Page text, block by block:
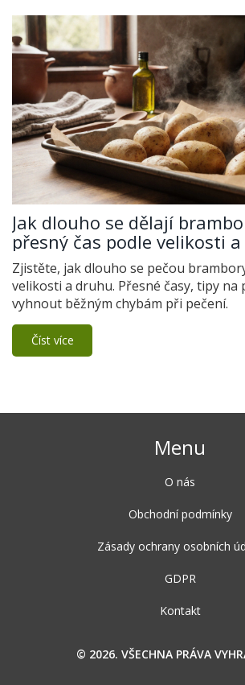
Jak dlouho se dělají
přesný čas podle velikosti
Zjistěte, jak dlouho se pečou
velikosti a druhu. Přesné časy, tipy na
vyhnout běžným chybám při pečení.
Číst více
Menu
O nás
Obchodní podmínky
Zásady ochrany osobních
GDPR
Kontakt
© 2026. VŠECHNA PRÁVA